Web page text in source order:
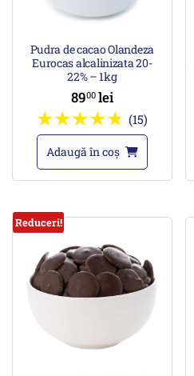
Pudra de cacao Olandeza
Eurocas alcalinizata 20-
22% – 1kg
8900 lei
(15)
Adaugă în coș
Reduceri!